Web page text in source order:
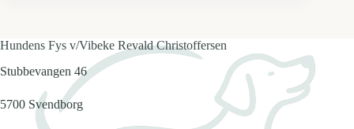
Hundens Fys v/Vibeke Revald Christoffersen
Stubbevangen 46
5700 Svendborg